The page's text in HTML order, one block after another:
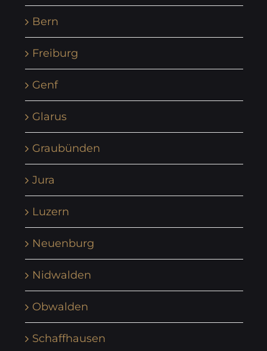
Bern
Freiburg
Genf
Glarus
Graubünden
Jura
Luzern
Neuenburg
Nidwalden
Obwalden
Schaffhausen